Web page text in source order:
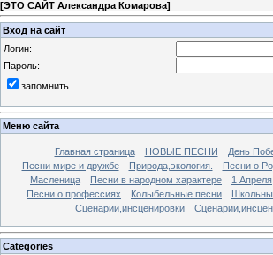
[ЭТО САЙТ Александра Комарова]
Вход на сайт
Логин:
Пароль:
запомнить
Меню сайта
Главная страница НОВЫЕ ПЕСНИ
День
Песни мире и дружбе
Природа,экология. Песни о
Масленица
Песни в народном характере 1 Апреля
Песни о профессиях
Колыбельные песни
Сценарии,инсценировки
Categories